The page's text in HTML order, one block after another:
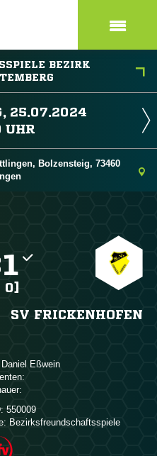
BEZIRK


Bolzensteig, 73460

0]
SV FRICKENHOFEN
 
550009
Bezirksfreundschaftsspiele